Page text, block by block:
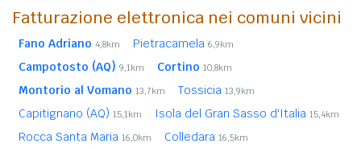
Fatturazione elettronica nei comuni vicini
Fano Adriano 4,8km Pietracamela 6,9km
Campotosto (AQ) 9,1km Cortino 10,8km
Montorio al Vomano 13,7km Tossicia 13,9km
Capitignano (AQ) 15,1km Isola del Gran Sasso d'Italia 15,4km
Rocca Santa Maria 16,0km Colledara 16,5km